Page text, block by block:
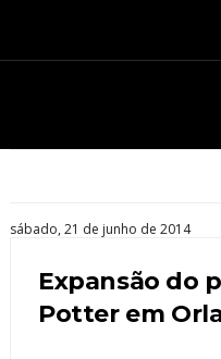
sábado, 21 de junho de 2014
Expansão do
Potter em